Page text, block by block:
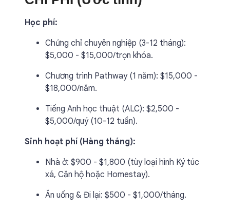
Học phí:
Chứng chỉ chuyên nghiệp (3-12 tháng):
$5,000 - $15,000/trọn khóa.
Chương trình Pathway (1 năm): $15,000 -
$18,000/năm.
Tiếng Anh học thuật (ALC): $2,500 -
$5,000/quý (10-12 tuần).
Sinh hoạt phí (Hàng tháng):
Nhà ở: $900 - $1,800 (tùy loại hình Ký túc
xá, Căn hộ hoặc Homestay).
Ăn uống & Đi lại: $500 - $1,000/tháng.